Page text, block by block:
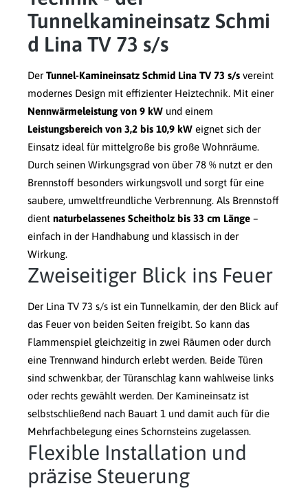
Tunnelkamineinsatz Schmi
d Lina TV 73 s/s
Der Tunnel-Kamineinsatz Schmid Lina TV 73 s/s vereint
modernes Design mit effizienter Heiztechnik. Mit einer
Nennwärmeleistung von 9 kW und einem
Leistungsbereich von 3,2 bis 10,9 kW eignet sich der
Einsatz ideal für mittelgroße bis große Wohnräume.
Durch seinen Wirkungsgrad von über 78 % nutzt er den
Brennstoff besonders wirkungsvoll und sorgt für eine
saubere, umweltfreundliche Verbrennung. Als Brennstoff
dient naturbelassenes Scheitholz bis 33 cm Länge –
einfach in der Handhabung und klassisch in der
Wirkung.
Zweiseitiger Blick ins Feuer
Der Lina TV 73 s/s ist ein Tunnelkamin, der den Blick auf
das Feuer von beiden Seiten freigibt. So kann das
Flammenspiel gleichzeitig in zwei Räumen oder durch
eine Trennwand hindurch erlebt werden. Beide Türen
sind schwenkbar, der Türanschlag kann wahlweise links
oder rechts gewählt werden. Der Kamineinsatz ist
selbstschließend nach Bauart 1 und damit auch für die
Mehrfachbelegung eines Schornsteins zugelassen.
Flexible Installation und
präzise Steuerung